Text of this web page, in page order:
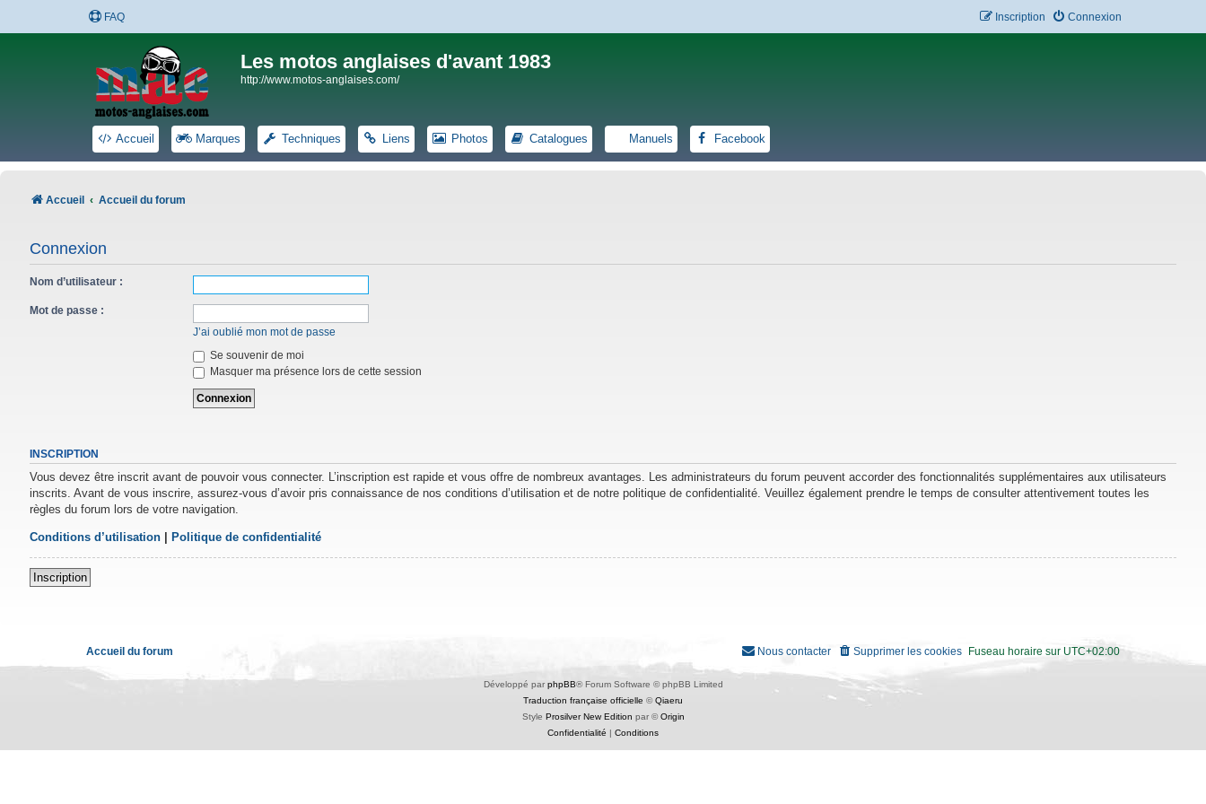
FAQ Connexion
Inscription
Les motos anglaises d'avant 1983
http://www.motos-anglaises.com/
Accueil Marques Techniques Liens Photos Catalogues Manuels Facebook
Accueil Accueil du forum
Connexion
Nom d’utilisateur :
Mot de passe :
J’ai oublié mon mot de passe
Se souvenir de moi
Masquer ma présence lors de cette session
INSCRIPTION
Vous devez être inscrit avant de pouvoir vous connecter. L’inscription est rapide et vous offre de nombreux avantages. Les administrateurs du forum peuvent accorder des fonctionnalités supplémentaires aux utilisateurs
inscrits. Avant de vous inscrire, assurez-vous d’avoir pris connaissance de nos conditions d’utilisation et de notre politique de confidentialité. Veuillez également prendre le temps de consulter attentivement toutes les
règles du forum lors de votre navigation.
Conditions d’utilisation Politique de confidentialité
Inscription
Accueil du forum Fuseau horaire sur UTC+02:00
Supprimer les cookies
Nous contacter
Développé par phpBB® Forum Software © phpBB Limited
Traduction française officielle ©Qiaeru
Style Prosilver New Edition par ©Origin
Confidentialité
Conditions